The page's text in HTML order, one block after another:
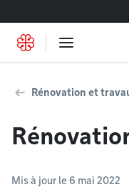
Rénovation et
Mis à jour le 6 mai 2022